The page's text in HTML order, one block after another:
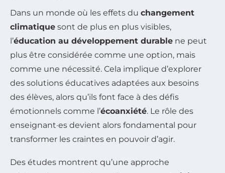
Dans un monde où les effets du changement
climatique sont de plus en plus visibles,
l’éducation au développement durable ne peut
plus être considérée comme une option, mais
comme une nécessité. Cela implique d’explorer
des solutions éducatives adaptées aux besoins
des élèves, alors qu’ils font face à des défis
émotionnels comme l’écoanxiété. Le rôle des
enseignant·es devient alors fondamental pour
transformer les craintes en pouvoir d’agir.
Des études montrent qu’une approche